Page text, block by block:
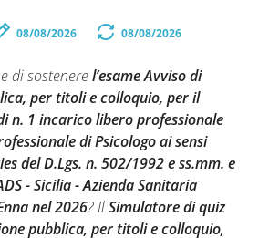
08/08/2026 08/08/2026
di sostenerel’esame Avviso di
per titoli e colloquio, per il
n. 1 incarico libero professionale
di Psicologo ai sensi
del D.Lgs. n. 502/1992 e ss.mm. e
- Sicilia - Azienda Sanitaria
nel 2026? IlSimulatore di quiz
pubblica, per titoli e colloquio,